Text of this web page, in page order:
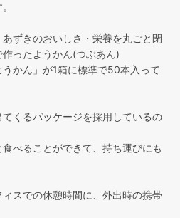
ずきのおいしさ・栄養を丸ごと閉
ったようかん(つぶあん)
うかん」が1箱に標準で50本入って
くるパッケージを採用しているの
べることができて、持ち運びにも
スでの休憩時間に、外出時の携帯